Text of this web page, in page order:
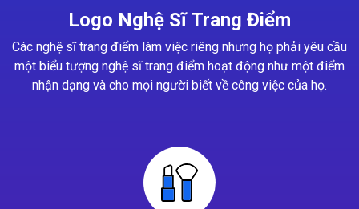
Logo Nghệ Sĩ Trang Điểm
Các nghệ sĩ trang điểm làm việc riêng nhưng họ phải yêu cầu
một biểu tượng nghệ sĩ trang điểm hoạt động như một điểm
nhận dạng và cho mọi người biết về công việc của họ.